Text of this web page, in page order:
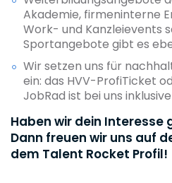
Akademie, firmeninterne
Work- und Kanzleievents
Sportangebote gibt es
Wir setzen uns für
ein: das HVV-ProfiTicket
JobRad ist bei uns inklusive
Haben wir dein Interesse
Dann freuen wir uns auf
dem Talent Rocket Profil!